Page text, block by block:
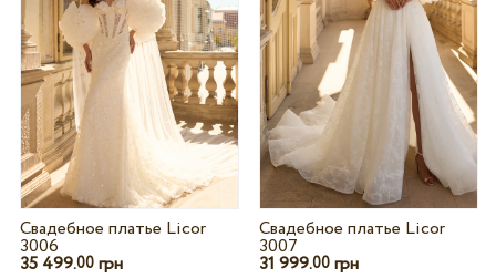
Свадебное платье Licor
3006
35 499.00грн
Свадебное платье Licor
3007
31 999.00 грн